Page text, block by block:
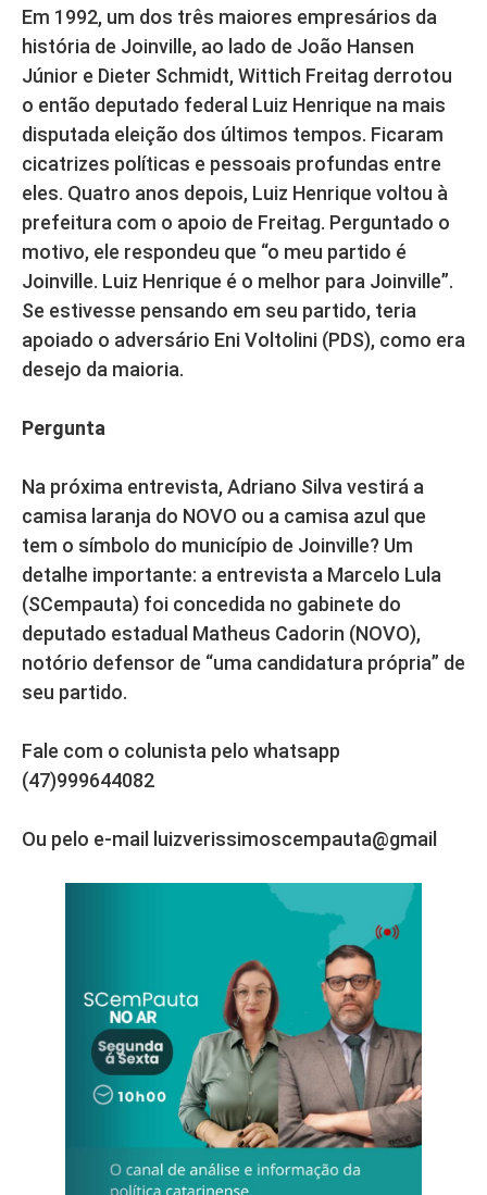
Em 1992, um dos três maiores empresários da
história de Joinville, ao lado de João Hansen
Júnior e Dieter Schmidt, Wittich Freitag derrotou
o então deputado federal Luiz Henrique na mais
disputada eleição dos últimos tempos. Ficaram
cicatrizes políticas e pessoais profundas entre
eles. Quatro anos depois, Luiz Henrique voltou à
prefeitura com o apoio de Freitag. Perguntado o
motivo, ele respondeu que “o meu partido é
Joinville. Luiz Henrique é o melhor para Joinville”.
Se estivesse pensando em seu partido, teria
apoiado o adversário Eni Voltolini (PDS), como era
desejo da maioria.
Pergunta
Na próxima entrevista, Adriano Silva vestirá a
camisa laranja do NOVO ou a camisa azul que
tem o símbolo do município de Joinville? Um
detalhe importante: a entrevista a Marcelo Lula
(SCempauta) foi concedida no gabinete do
deputado estadual Matheus Cadorin (NOVO),
notório defensor de “uma candidatura própria” de
seu partido.
Fale com o colunista pelo whatsapp
(47)999644082
Ou pelo e-mail luizverissimoscempauta@gmail